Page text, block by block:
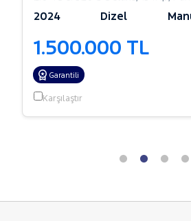
2024 Dizel
1.500.000 TL
Garantili
Karşılaştır